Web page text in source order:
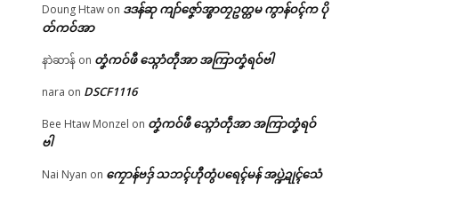
Doung Htaw on ဒဒန်ဆု ကျာ်ဇၞော်အ္စာတၠဥတ္တမ ကွာန်ဝၚ်က ပို
တ်ကဝ်အာ
နာဲဆာန် on တၞံကဝ်ဖီ သ္ဂောံတဵုအာ အကြာတၞံရဝ်ဗါ
nara on DSCF1116
Bee Htaw Monzel on တၞံကဝ်ဖီ သ္ဂောံတဵုအာ အကြာတၞံရဝ်
ဗါ
Nai Nyan on ကၠောန်ဗဒှ် သဘၚ်ဟီုတွံပရေၚ်မန် အပ္ဍဲဍုၚ်သေံ